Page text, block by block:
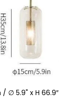
/ ∅ 5.9" x H 66.9″